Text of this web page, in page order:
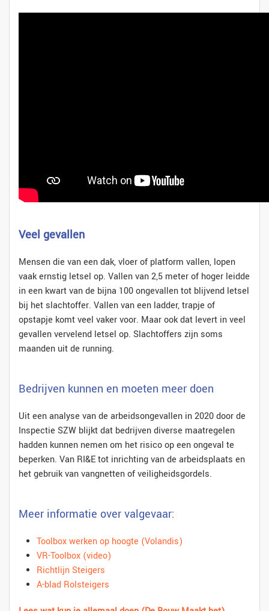
Veel gevallen
Mensen die van een dak, vloer of platform vallen, lopen
vaak ernstig letsel op. Vallen van 2,5 meter of hoger leidde
in een kwart van de bijna 100 ongevallen tot blijvend letsel
bij het slachtoffer. Vallen van een ladder, trapje of
opstapje komt veel vaker voor. Maar ook dat levert in veel
gevallen vervelend letsel op. Slachtoffers zijn soms
maanden uit de running.
Bedrijven kunnen en moeten meer doen
Uit een analyse van de arbeidsongevallen in 2020 door de
Inspectie SZW blijkt dat bedrijven diverse maatregelen
hadden kunnen nemen om het risico op een ongeval te
beperken. Van RI&E tot inrichting van de arbeidsplaats en
het gebruik van vangnetten of veiligheidsgordels.
Meer informatie over valgevaar:
Toolbox werken op hoogte (Volandis)
VR-Toolbox (video)
Richtlijn Steigers
A-blad Rolsteigers